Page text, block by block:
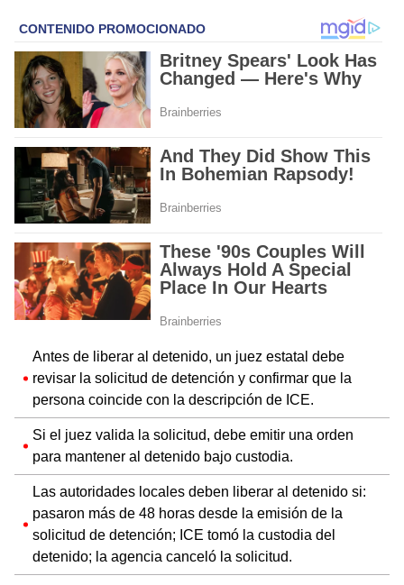
Antes de liberar al detenido, un juez estatal debe
revisar la solicitud de detención y confirmar que la
persona coincide con la descripción de ICE.
Si el juez valida la solicitud, debe emitir una orden
para mantener al detenido bajo custodia.
Las autoridades locales deben liberar al detenido si:
pasaron más de 48 horas desde la emisión de la
solicitud de detención; ICE tomó la custodia del
detenido; la agencia canceló la solicitud.